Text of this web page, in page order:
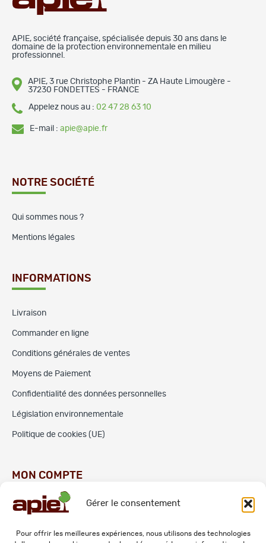
Gérer le consentement
Pour offrir les meilleures expériences, nous utilisons des technologies
APIE, société française, spécialisée depuis 30 ans dans le
domaine de la protection environnementale en milieu
professionnel.
APIE, 3 rue Christophe Plantin - ZA Haute Limougère -
37230 FONDETTES - FRANCE
Appelez nous au : 02 47 28 63 10
E-mail : apie@apie.fr
NOTRE SOCIÉTÉ
Qui sommes nous ?
Mentions légales
INFORMATIONS
Livraison
Commander en ligne
Conditions générales de ventes
Moyens de Paiement
Confidentialité des données personnelles
Législation environnementale
Politique de cookies (UE)
MON COMPTE
Commandes
Adresses